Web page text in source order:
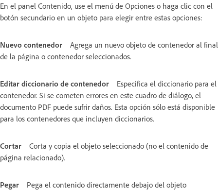
En el panel Contenido, use el menú de Opciones o haga clic con el
botón secundario en un objeto para elegir entre estas opciones:
Nuevo contenedor
Agrega un nuevo objeto de contenedor al final
de la página o contenedor seleccionados.
Editar diccionario de contenedor
Especifica el diccionario para el
contenedor. Si se cometen errores en este cuadro de diálogo, el
documento PDF puede sufrir daños. Esta opción sólo está disponible
para los contenedores que incluyen diccionarios.
Cortar
Corta y copia el objeto seleccionado (no el contenido de
página relacionado).
Pegar
Pega el contenido directamente debajo del objeto